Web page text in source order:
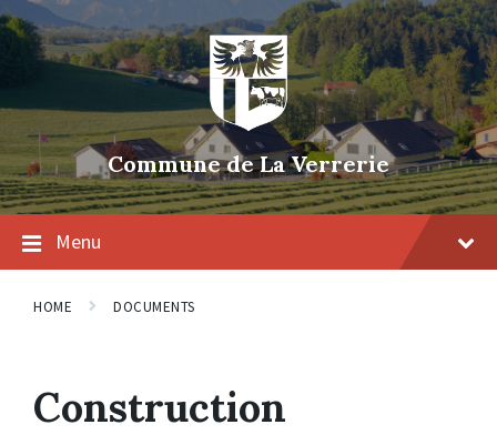
Skip
to
content
Skip
to
main
navigation
Skip
to
footer
Commune de La Verrerie
Menu
HOME DOCUMENTS
Construction